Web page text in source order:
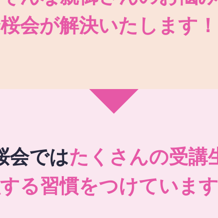
会が解決いたします！
会ではたくさんの受講
る習慣をつけています